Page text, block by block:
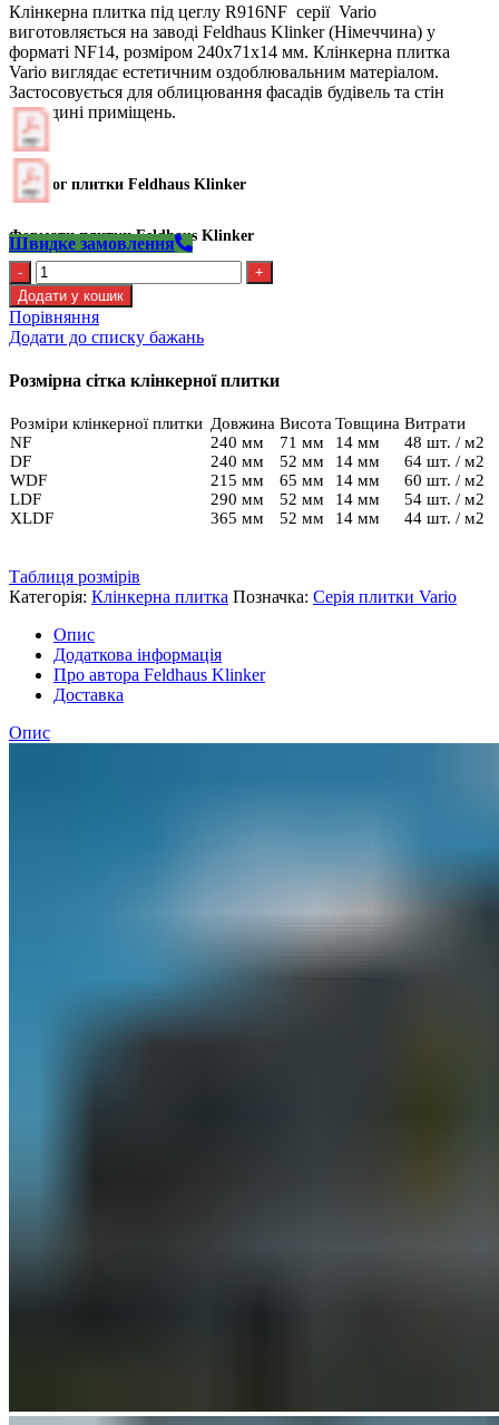
Клінкерна плитка під цеглу R916NF серії Vario
виготовляється на заводі Feldhaus Klinker (Німеччина) у
форматі NF14, розміром 240х71х14 мм. Клінкерна плитка
Vario виглядає естетичним оздоблювальним матеріалом.
Застосовується для облицювання фасадів будівель та стін
усередині приміщень.
Каталог плитки Feldhaus Klinker
Формати плитки Feldhaus Klinker
Швидке замовлення
Kлінкерна
плитка
Feldhaus
R
916
NF14
кількість
Додати у кошик
Порівняння
Додати до списку бажань
Розмірна сітка клінкерної плитки
Розміри клінкерної плитки Довжина ВисотаТовщина Витрати
NF
240 мм 71 мм 14 мм
48 шт. / м2
DF
240 мм 52 мм 14 мм
64 шт. / м2
WDF
215 мм 65 мм 14 мм
60 шт. / м2
LDF
290 мм 52 мм 14 мм
54 шт. / м2
XLDF
365 мм 52 мм 14 мм 44 шт. / м2
Таблиця розмірів
Категорія: Клінкерна плитка Позначка: Серія плитки Vario
Опис
Додаткова інформація
Про автора Feldhaus Klinker
Доставка
Опис